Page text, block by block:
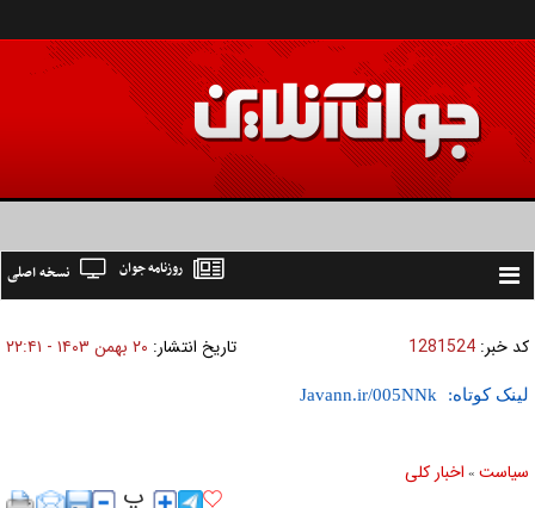
Toggle
نسخه اصلی روزنامه جوان
کد خبر: 1281524 تاریخ انتشار: ۲۰ بهمن ۱۴۰۳ - ۲۲:۴۱
لینک کوتاه:
سیاست » اخبار کلی